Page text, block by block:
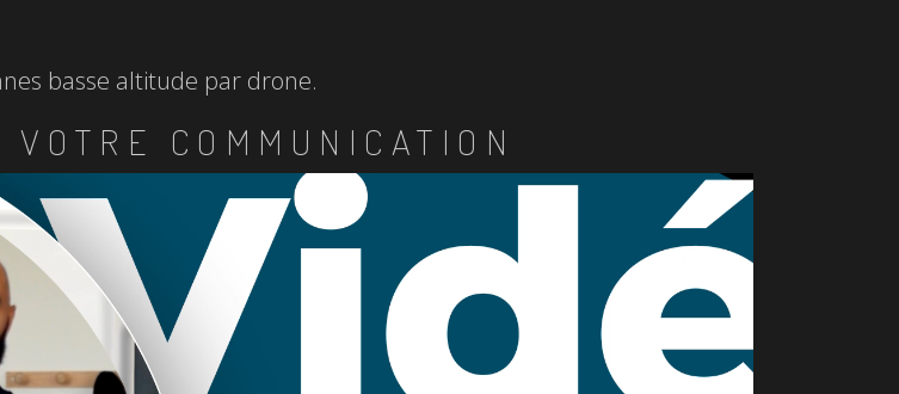
basse altitude par drone.
COMMUNICATION